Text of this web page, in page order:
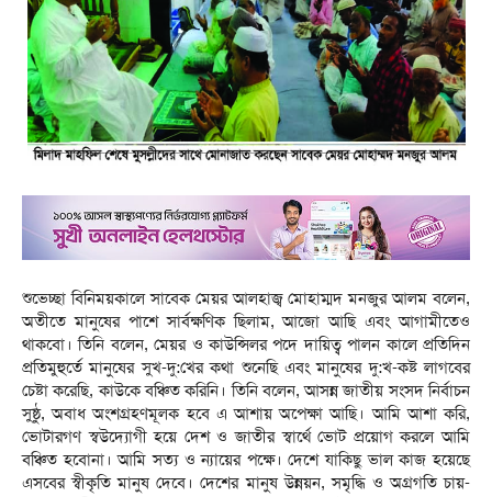
শুভেচ্ছা বিনিময়কালে সাবেক মেয়র আলহাজ্ব মোহাম্মদ মনজুর আলম বলেন,
অতীতে মানুষের পাশে সার্বক্ষণিক ছিলাম, আজো আছি এবং আগামীতেও
থাকবো। তিনি বলেন, মেয়র ও কাউন্সিলর পদে দায়িত্ব পালন কালে প্রতিদিন
প্রতিমুহুর্তে মানুষের সুখ-দু:খের কথা শুনেছি এবং মানুষের দু:খ-কষ্ট লাগবের
চেষ্টা করেছি, কাউকে বঞ্চিত করিনি। তিনি বলেন, আসন্ন জাতীয় সংসদ নির্বাচন
সুষ্ঠু, অবাধ অংশগ্রহণমূলক হবে এ আশায় অপেক্ষা আছি। আমি আশা করি,
ভোটারগণ স্বউদ্যোগী হয়ে দেশ ও জাতীর স্বার্থে ভোট প্রয়োগ করলে আমি
বঞ্চিত হবোনা। আমি সত্য ও ন্যায়ের পক্ষে। দেশে যাকিছু ভাল কাজ হয়েছে
এসবের স্বীকৃতি মানুষ দেবে। দেশের মানুষ উন্নয়ন, সমৃদ্ধি ও অগ্রগতি চায়-